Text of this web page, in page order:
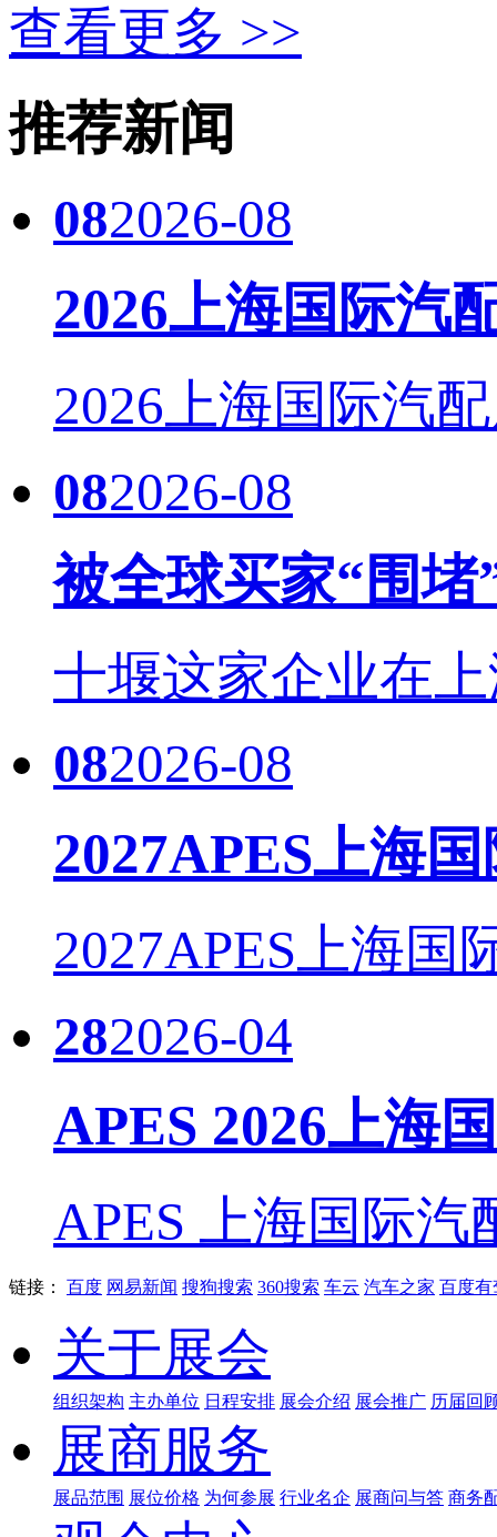
查看更多 >>
推荐新闻
082026-08
2026上海国际汽
2026上海国际汽
082026-08
被全球买家“围
十堰这家企业在
082026-08
2027APES上海
2027APES上海国
282026-04
APES 2026上海
APES 上海国际
链接： 百度 网易新闻 搜狗搜索 360搜索 车云 汽车之家 百度有
关于展会
组织架构 主办单位 日程安排 展会介绍 展会推广 历届回
展商服务
展品范围 展位价格 为何参展 行业名企 展商问与答 商务